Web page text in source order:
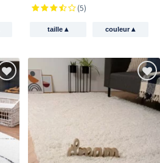
(5)
taille▴ couleur▴